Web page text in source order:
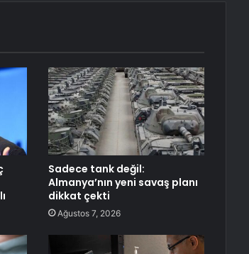
Sadece tank değil:
Almanya’nın yeni savaş planı
dikkat çekti
Ağustos 7, 2026